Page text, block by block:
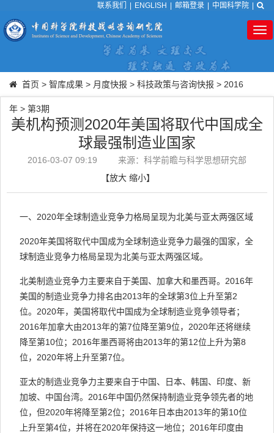
联系我们 ENGLISH 邮箱登录 中国科学院
首页 > 智库成果 > 月度快报 > 科技政策与咨询快报 > 2016
年 > 第3期
美机构预测2020年美国将取代中国成全
球最强制造业国家
2016-03-07 09:19
来源：科学前瞻与科学思想研究部
【放大 缩小】
一、2020年全球制造业竞争力格局呈现为北美与亚太两强区域
2020年美国将取代中国成为全球制造业竞争力最强的国家，全
球制造业竞争力格局呈现为北美与亚太两强区域。
北美制造业竞争力主要来自于美国、加拿大和墨西哥。2016年
美国的制造业竞争力排名由2013年的全球第3位上升至第2
位。2020年，美国将取代中国成为全球制造业竞争领导者；
2016年加拿大由2013年的第7位降至第9位，2020年还将继续
降至第10位；2016年墨西哥将由2013年的第12位上升为第8
位，2020年将上升至第7位。
亚太的制造业竞争力主要来自于中国、日本、韩国、印度、新
加坡、中国台湾。2016年中国仍然保持制造业竞争领先者的地
位，但2020年将降至第2位；2016年日本由2013年的第10位
上升至第4位，并将在2020年保持这一地位；2016年印度由